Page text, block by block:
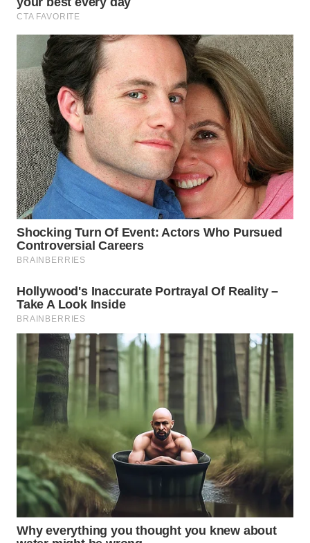
WN
WN
MALUT
WN
DAIRI
WN
DANAU
TOBA
WN
NIAS
LANGKAT
WN
TAPANULI
SELATAN
TANJUNG
LESUNG
WN
KARO
WN
SIMALUNGUN